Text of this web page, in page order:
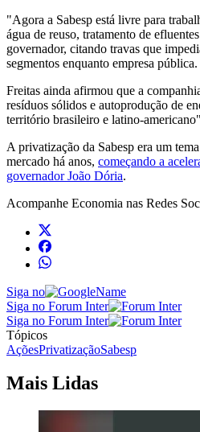
"Agora a Sabesp está livre para
água de reuso, tratamento de
governador, citando travas que
segmentos enquanto empresa pública.
Freitas ainda afirmou que a
resíduos sólidos e autoprodução de
território brasileiro e latino-
A privatização da Sabesp era um
mercado há anos, começando a
governador João Dória.
Acompanhe Economia nas Redes
Siga no
Siga no Forum Inter
Siga no Forum Inter
Tópicos
AçõesPrivatizaçãoSabesp
Mais Lidas